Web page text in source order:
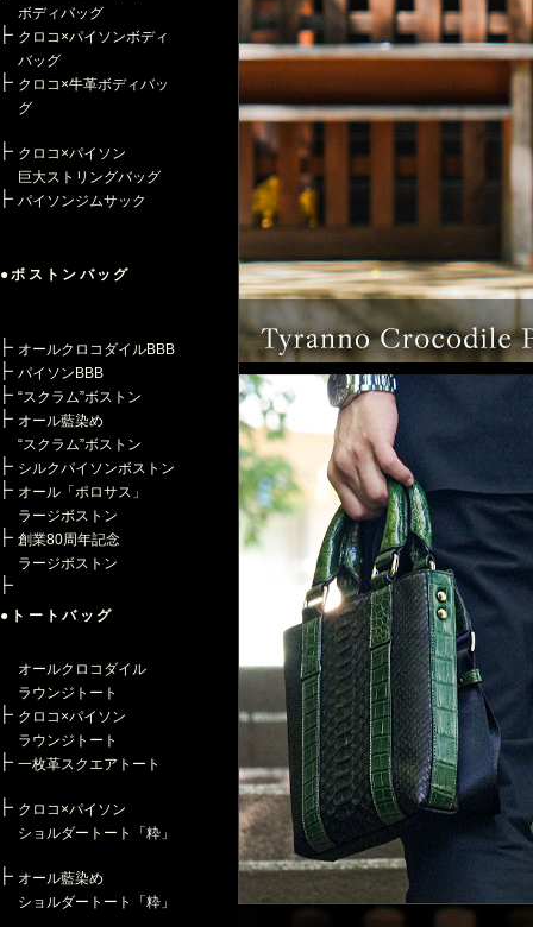
ボディバッグ
クロコ×パイソンボディ
バッグ
クロコ×牛革ボディバッ
グ
クロコ×パイソン
巨大ストリングバッグ
パイソンジムサック
●ボストンバッグ
オールクロコダイルBBB
パイソンBBB
“スクラム”ボストン
オール藍染め
“スクラム”ボストン
シルクパイソンボストン
オール「ポロサス」
ラージボストン
創業80周年記念
ラージボストン
●トートバッグ
オールクロコダイル
ラウンジトート
クロコ×パイソン
ラウンジトート
一枚革スクエアトート
クロコ×パイソン
ショルダートート「粋」
オール藍染め
ショルダートート「粋」